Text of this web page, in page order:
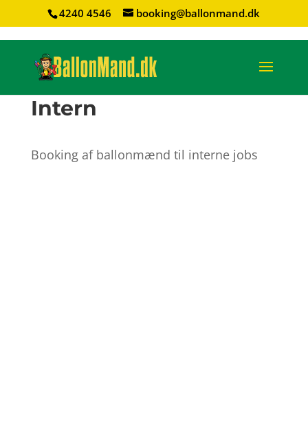
4240 4546 booking@ballonmand.dk
Intern
Booking af ballonmænd til interne jobs